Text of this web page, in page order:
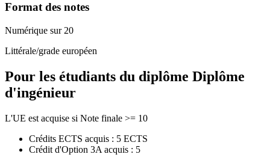
Format des notes
Numérique sur 20
Littérale/grade européen
Pour les étudiants du diplôme Diplôme
d'ingénieur
L'UE est acquise si Note finale >= 10
Crédits ECTS acquis : 5 ECTS
Crédit d'Option 3A acquis : 5